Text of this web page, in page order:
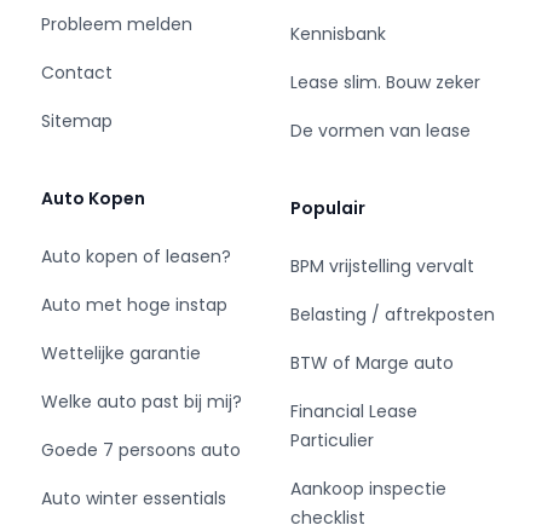
Probleem melden
Contact
Sitemap
Auto Kopen
Auto kopen of leasen?
Auto met hoge instap
Wettelijke garantie
Welke auto past bij mij?
Goede 7 persoons auto
Auto winter essentials
Kennisbank
Lease slim. Bouw zeker
De vormen van lease
Populair
BPM vrijstelling vervalt
Belasting / aftrekposten
BTW of Marge auto
Financial Lease
Particulier
Aankoop inspectie
checklist